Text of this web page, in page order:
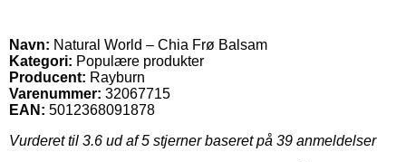
Navn: Natural World – Chia Frø Balsam
Kategori: Populære produkter
Producent: Rayburn
Varenummer: 32067715
EAN: 5012368091878
Vurderet til 3.6 ud af 5 stjerner baseret på 39 anmeldelser